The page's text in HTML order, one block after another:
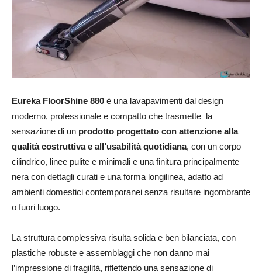
Eureka FloorShine 880 è una lavapavimenti dal design
moderno, professionale e compatto che trasmette la
sensazione di un prodotto progettato con attenzione alla
qualità costruttiva e all’usabilità quotidiana, con un corpo
cilindrico, linee pulite e minimali e una finitura principalmente
nera con dettagli curati e una forma longilinea, adatto ad
ambienti domestici contemporanei senza risultare ingombrante
o fuori luogo.
La struttura complessiva risulta solida e ben bilanciata, con
plastiche robuste e assemblaggi che non danno mai
l’impressione di fragilità, riflettendo una sensazione di